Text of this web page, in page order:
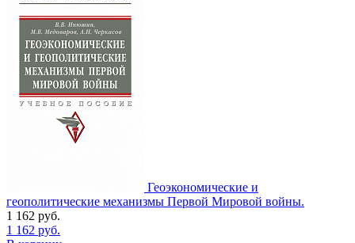
Геоэкономические и
геополитические механизмы Первой Мировой войны.
1 162 руб.
1 162 руб.